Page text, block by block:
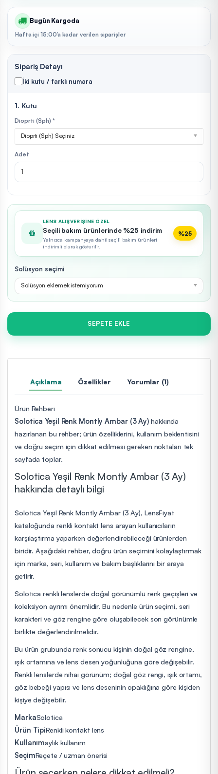
Bugün Kargoda
Hafta içi 15:00’a kadar verilen siparişler
Sipariş Detayı
İki kutu / farklı numara
1. Kutu
Dioprti (Sph) *
Dioprti (Sph) Seçiniz
Adet
LENS ALIŞVERIŞINE ÖZEL
Seçili bakım ürünlerinde %25 indirim
Yalnızca kampanyaya dahil seçili bakım ürünleri
indirimli olarak gösterilir.
%25
Solüsyon seçimi
Solüsyon eklemek istemiyorum
SEPETE EKLE
Açıklama Özellikler Yorumlar (1)
Ürün Rehberi
Solotica Yeşil Renk Montly Ambar (3 Ay) hakkında
hazırlanan bu rehber; ürün özelliklerini, kullanım beklentisini
ve doğru seçim için dikkat edilmesi gereken noktaları tek
sayfada toplar.
Solotica Yeşil Renk Montly Ambar (3 Ay)
hakkında detaylı bilgi
Solotica Yeşil Renk Montly Ambar (3 Ay), LensFiyat
kataloğunda renkli kontakt lens arayan kullanıcıların
karşılaştırma yaparken değerlendirebileceği ürünlerden
biridir. Aşağıdaki rehber, doğru ürün seçimini kolaylaştırmak
için marka, seri, kullanım ve bakım başlıklarını bir araya
getirir.
Solotica renkli lenslerde doğal görünümlü renk geçişleri ve
koleksiyon ayrımı önemlidir. Bu nedenle ürün seçimi, seri
karakteri ve göz rengine göre oluşabilecek son görünümle
birlikte değerlendirilmelidir.
Bu ürün grubunda renk sonucu kişinin doğal göz rengine,
ışık ortamına ve lens desen yoğunluğuna göre değişebilir.
Renkli lenslerde nihai görünüm; doğal göz rengi, ışık ortamı,
göz bebeği yapısı ve lens deseninin opaklığına göre kişiden
kişiye değişebilir.
MarkaSolotica
Ürün TipiRenkli kontakt lens
Kullanımaylık kullanım
SeçimReçete / uzman önerisi